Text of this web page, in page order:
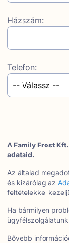
Házszám:
Telefon:
A Family Frost
adataid.
Az általad
és kizárólag az
feltételekkel
Ha bármilyen
Bővebb